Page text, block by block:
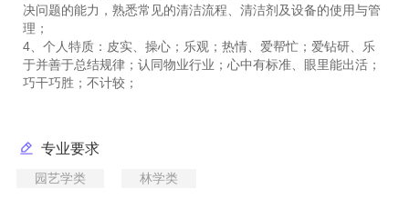
决问题的能力，熟悉常见的清洁流程、清洁剂及设备的使用与管
理；
4、个人特质：皮实、操心；乐观；热情、爱帮忙；爱钻研、乐
于并善于总结规律；认同物业行业；心中有标准、眼里能出活；
专业要求
园艺学类 林学类